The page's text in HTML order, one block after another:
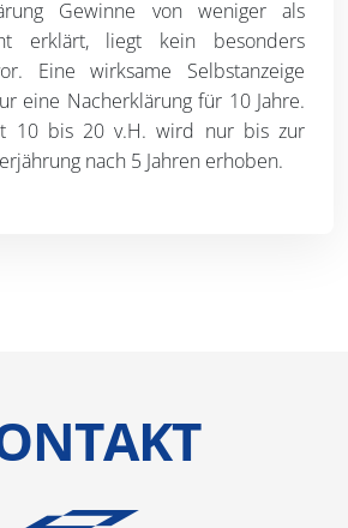
Gewinne von weniger als
erklärt, liegt kein besonders
Eine wirksame Selbstanzeige
eine Nacherklärung für 10 Jahre.
10 bis 20 v.H. wird nur bis zur
nach 5 Jahren erhoben.